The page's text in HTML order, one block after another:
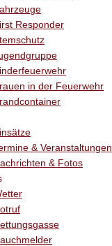
Responder
in der Feuerwehr
& Veranstaltungen
& Fotos